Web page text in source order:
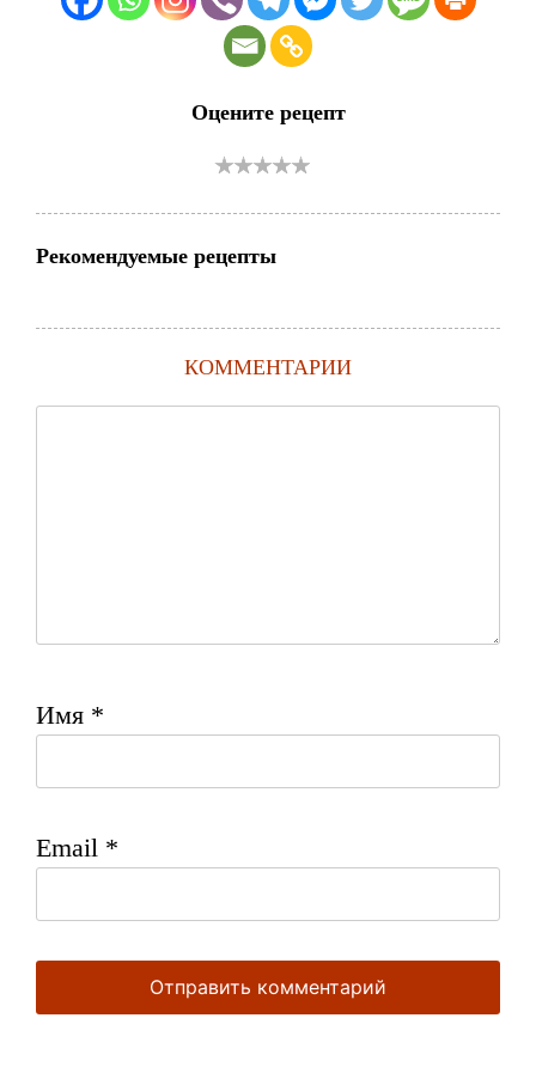
Оцените рецепт
Рекомендуемые рецепты
КОММЕНТАРИИ
Имя *
Email *